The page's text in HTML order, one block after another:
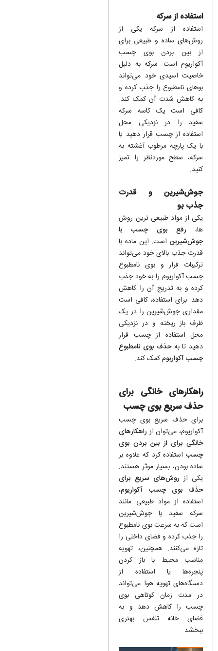
استفاده از سرکه
استفاده از سرکه یکی از
روش‌های ساده و طبیعی برای
از بین بردن بوی چسب
آکواریوم است. سرکه به دلیل
خاصیت اسیدی خود می‌تواند
بوهای نامطبوع را جذب کرده و
به کاهش شدت آن کمک کند.
کافی است یک کاسه سرکه
سفید را در نزدیکی محل
استفاده از چسب قرار دهید یا
با یک پارچه مرطوب آغشته به
سرکه، سطح موردنظر را تمیز
کنید.
جوش‌شیرین و قدرت
جذب بو
یکی از مواد طبیعی ترین روش
ها، رفع بوی چسب با
جوش‌شیرین است. این ماده با
قدرت جذب بالای خود می‌تواند
ترکیبات فرار و بوی نامطبوع
چسب آکواریوم را به خود جذب
کرده و به تدریج آن را کاهش
دهد. برای استفاده، کافی است
مقداری جوش‌شیرین را در یک
ظرف باز ریخته و در نزدیکی
محل استفاده از چسب قرار
دهید تا بهحذف بوی نامطبوع
چسب آکواریومکمک کند.
راهکارهای خانگی برای
حذف سریع بوی چسب
برای حذف سریع بوی چسب
آکواریوم، می‌توان ازراهکارهای
خانگی برای از بین بردن بوی
چسب استفاده کرد که علاوه بر
ساده بودن، بسیار موثر هستند.
یکی ازروش‌های سریع برای
حذف بوی چسب آکواریوم،
استفاده از مواد طبیعی مانند
سرکه سفید یا جوش‌شیرین
است که به سرعت بوی نامطبوع
را جذب کرده و فضای داخلی را
تازه می‌کنند. همچنین، تهویه
مناسب محیط با باز کردن
پنجره‌ها یا استفاده از
دستگاه‌های تهویه هوا می‌تواند
در مدت زمان کوتاهی بوی
چسب را کاهش دهد و به
فضای خانه تنفس بهتری
ببخشد